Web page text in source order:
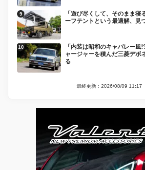
「遊び尽くして、そのまま寝
ーフテントという最適解、見
「内装は昭和のキャバレー
ャージャーを積んだ三菱デボ
る
最終更新：2026/08/09 11:17